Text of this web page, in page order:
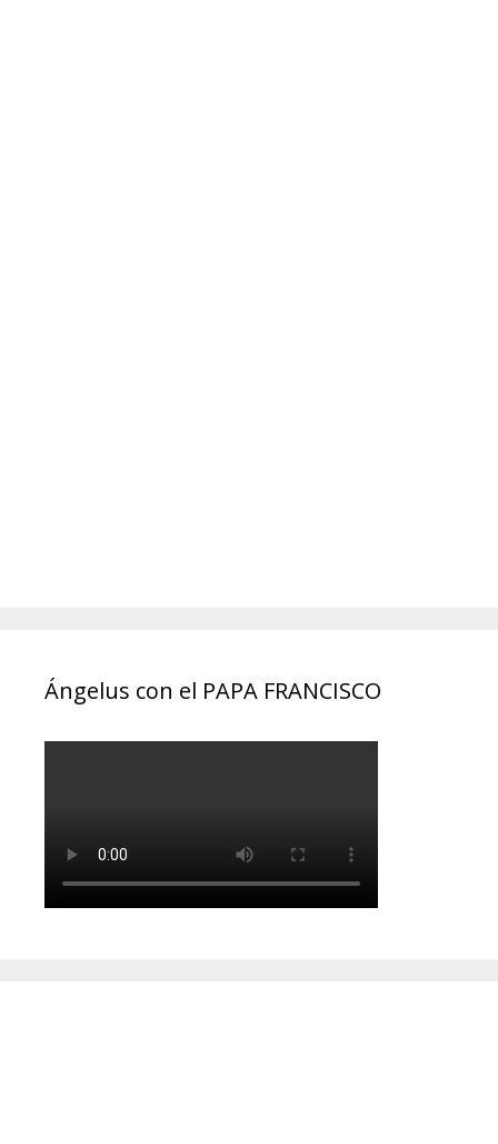
Ángelus con el PAPA FRANCISCO